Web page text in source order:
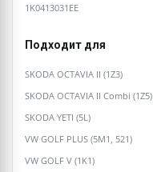
1K0413031EE
Подходит для
SKODA OCTAVIA II (1Z3)
SKODA OCTAVIA II Combi (1Z5)
SKODA YETI (5L)
VW GOLF PLUS (5M1, 521)
VW GOLF V (1K1)